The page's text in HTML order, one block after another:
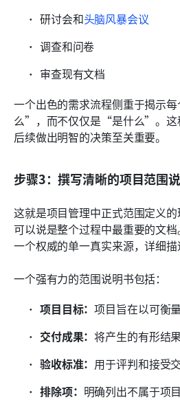
研讨会和头脑风暴会议
调查和问卷
审查现有文档
一个出色的需求流程侧重于揭示
么”，而不仅仅是“是什么”。这
后续做出明智的决策至关重要。
步骤3：撰写清晰的项目范围
这就是项目管理中正式范围定义
可以说是整个过程中最重要的文
一个权威的单一真实来源，详细描
一个强有力的范围说明书包括：
项目目标：项目旨在以可衡
交付成果：将产生的有形结
验收标准： 用于评判和接受
排除项： 明确列出不属于项